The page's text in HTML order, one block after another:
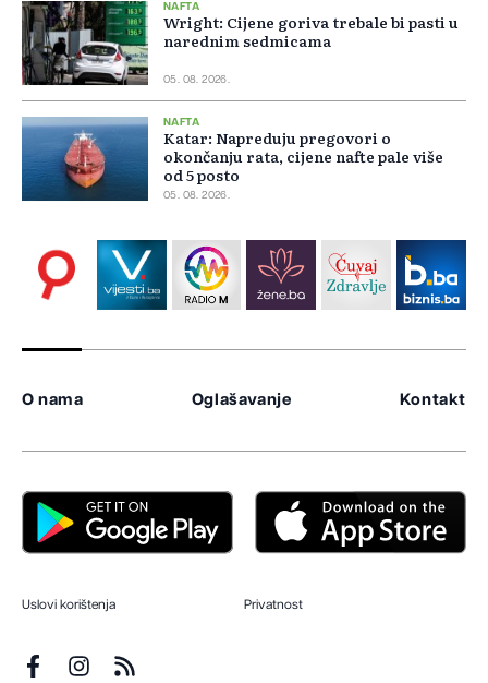
NAFTA
Wright: Cijene goriva trebale bi pasti u
narednim sedmicama
05. 08. 2026.
NAFTA
Katar: Napreduju pregovori o
okončanju rata, cijene nafte pale više
od 5 posto
05. 08. 2026.
O nama Oglašavanje Kontakt
Uslovi korištenja Privatnost